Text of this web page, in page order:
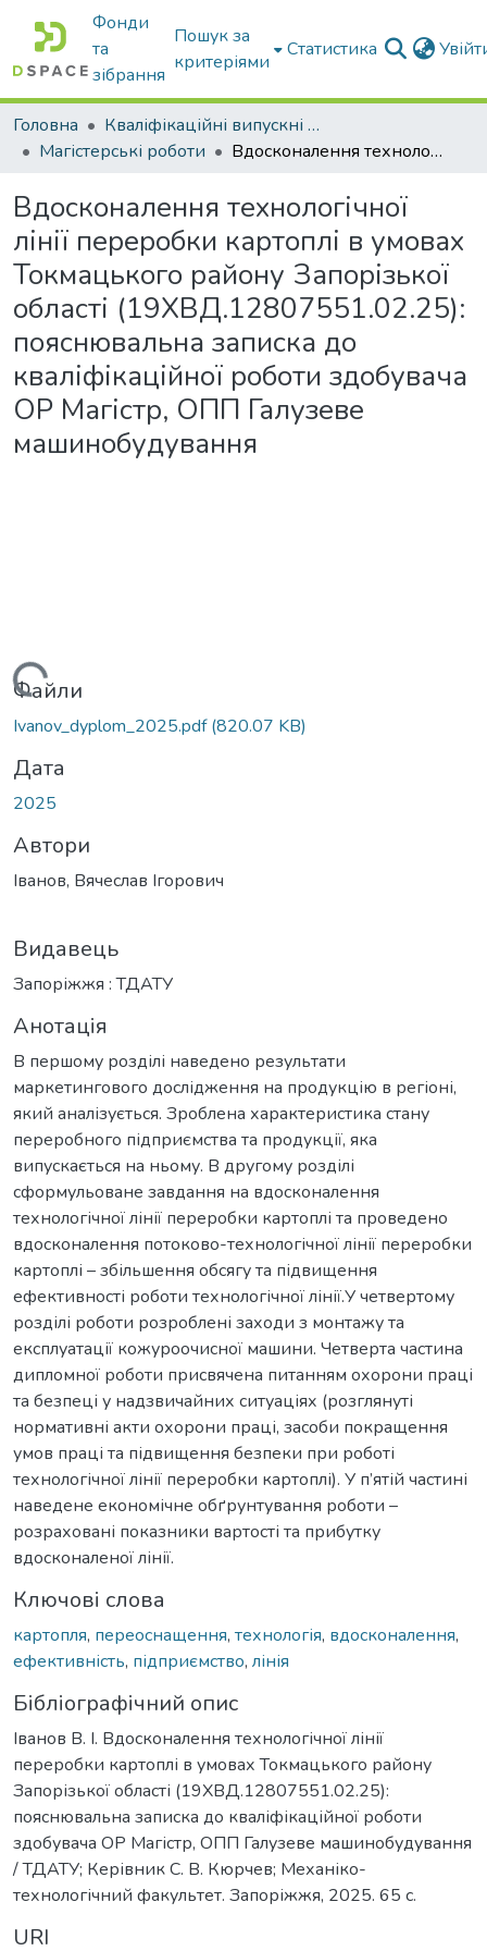
Фонди
та
зібрання
Пошук за
критеріями
Статистика
Головна
Кваліфікаційні випускні роботи бакалаврів і магістрів
Магістерські роботи
Вдосконалення технологічної лінії переробки картоплі в умовах Токмацького району Запорізької області (19ХВД.12807551.02.25): пояснювальна записка до кваліфікаційної роботи здобувача ОР Магістр, ОПП Галузеве машинобудування
Вдосконалення технологічної
лінії переробки картоплі в умовах
Токмацького району Запорізької
області (19ХВД.12807551.02.25):
пояснювальна записка до
кваліфікаційної роботи здобувача
ОР Магістр, ОПП Галузеве
машинобудування
Вантажиться...
Файли
Ivanov_dyplom_2025.pdf(820.07 KB)
Дата
2025
Автори
Іванов, Вячеслав Ігорович
Видавець
Запоріжжя : ТДАТУ
Анотація
В першому розділі наведено результати
маркетингового дослідження на продукцію в регіоні,
який аналізується. Зроблена характеристика стану
переробного підприємства та продукції, яка
випускається на ньому. В другому розділі
сформульоване завдання на вдосконалення
технологічної лінії переробки картоплі та проведено
вдосконалення потоково-технологічної лінії переробки
картоплі – збільшення обсягу та підвищення
ефективності роботи технологічної лінії.У четвертому
розділі роботи розроблені заходи з монтажу та
експлуатації кожуроочисної машини. Четверта частина
дипломної роботи присвячена питанням охорони праці
та безпеці у надзвичайних ситуаціях (розглянуті
нормативні акти охорони праці, засоби покращення
умов праці та підвищення безпеки при роботі
технологічної лінії переробки картоплі). У п’ятій частині
наведене економічне обґрунтування роботи –
розраховані показники вартості та прибутку
вдосконаленої лінії.
Ключові слова
картопля, переоснащення, технологія, вдосконалення,
ефективність, підприємство, лінія
Бібліографічний опис
Іванов В. І. Вдосконалення технологічної лінії
переробки картоплі в умовах Токмацького району
Запорізької області (19ХВД.12807551.02.25):
пояснювальна записка до кваліфікаційної роботи
здобувача ОР Магістр, ОПП Галузеве машинобудування
/ ТДАТУ; Керівник С. В. Кюрчев; Механіко-
технологічний факультет. Запоріжжя, 2025. 65 с.
URI